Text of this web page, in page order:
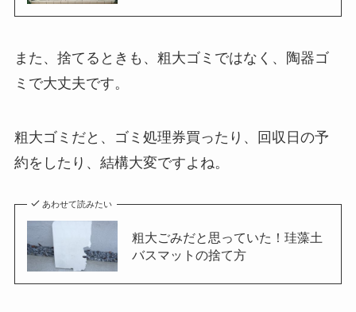
また、捨てるときも、粗大ゴミではなく、陶器ゴ
ミで大丈夫です。
粗大ゴミだと、ゴミ処理券買ったり、回収日の予
約をしたり、結構大変ですよね。
あわせて読みたい
粗大ごみだと思っていた！珪藻土
バスマットの捨て方